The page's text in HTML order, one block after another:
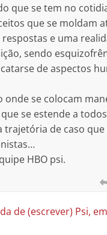
que se tem no
que se moldam
e uma
sendo
de aspectos
onde se colocam
se estende a
trajetória de caso que
HBO psi.
de (escrever) Psi,